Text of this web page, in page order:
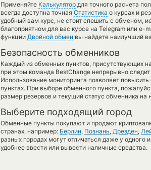
Применяйте Калькулятор для точного расчета
всегда доступна точная Статистика о курсах и
удобный вам курс, не стоит спешить с обменом,
благоприятном для вас курсе на Telegram или
функции Двойной обмен вы найдете наилучший
Безопасность обменников
Каждый из обменных пунктов, присутствующих
при этом команда BestChange непрерывно
Использование мониторинга позволяет
пунктах. При выборе обменного пункта,
размер резервов и текущий статус обменника
Выберите подходящий город
Обменные пункты покупают и продают
странах, например: Берлин, Познань, Дрезден,
разных городах могут отличаться даже у
удобнее ввести или вывести наличные средства.